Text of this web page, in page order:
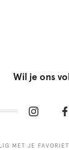
Wil je ons
MET JE